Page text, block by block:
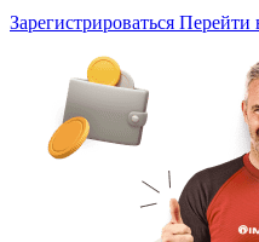
Зарегистрироваться Перейти